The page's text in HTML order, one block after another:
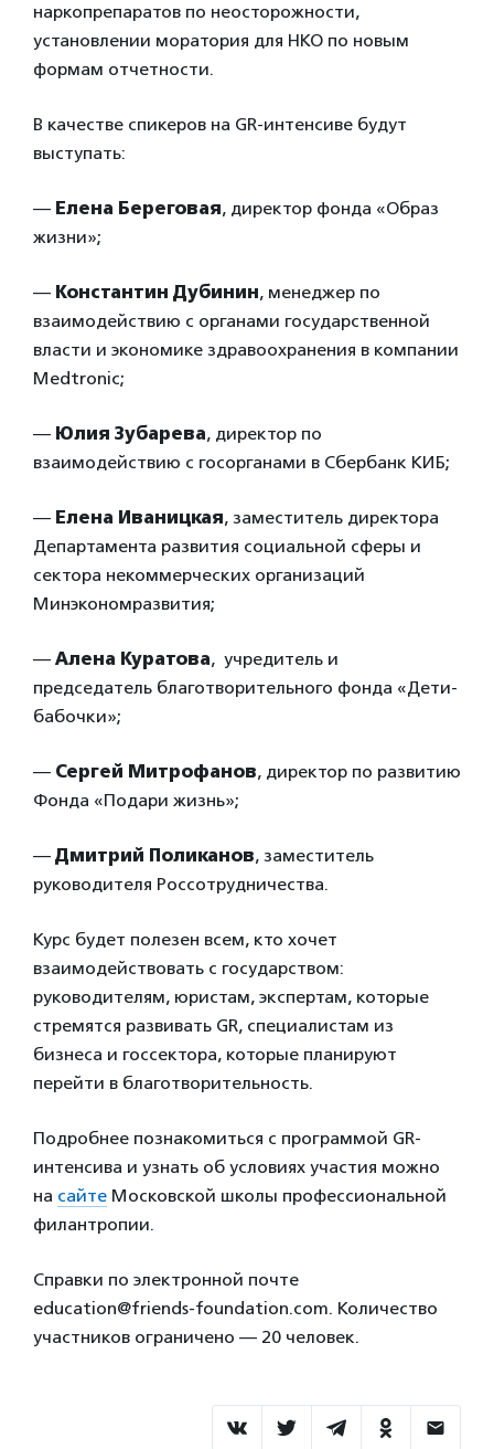
наркопрепаратов по неосторожности,
установлении моратория для НКО по новым
формам отчетности.
В качестве спикеров на GR-интенсиве будут
выступать:
— Елена Береговая, директор фонда «Образ
жизни»;
— Константин Дубинин, менеджер по
взаимодействию с органами государственной
власти и экономике здравоохранения в компании
Medtronic;
— Юлия Зубарева, директор по
взаимодействию с госорганами в Сбербанк КИБ;
— Елена Иваницкая, заместитель директора
Департамента развития социальной сферы и
сектора некоммерческих организаций
Минэкономразвития;
— Алена Куратова, учредитель и
председатель благотворительного фонда «Дети-
бабочки»;
— Сергей Митрофанов, директор по развитию
Фонда «Подари жизнь»;
— Дмитрий Поликанов, заместитель
руководителя Россотрудничества.
Курс будет полезен всем, кто хочет
взаимодействовать с государством:
руководителям, юристам, экспертам, которые
стремятся развивать GR, специалистам из
бизнеса и госсектора, которые планируют
перейти в благотворительность.
Подробнее познакомиться с программой GR-
интенсива и узнать об условиях участия можно
на сайте Московской школы профессиональной
филантропии.
Справки по электронной почте
education@friends-foundation.com. Количество
участников ограничено — 20 человек.